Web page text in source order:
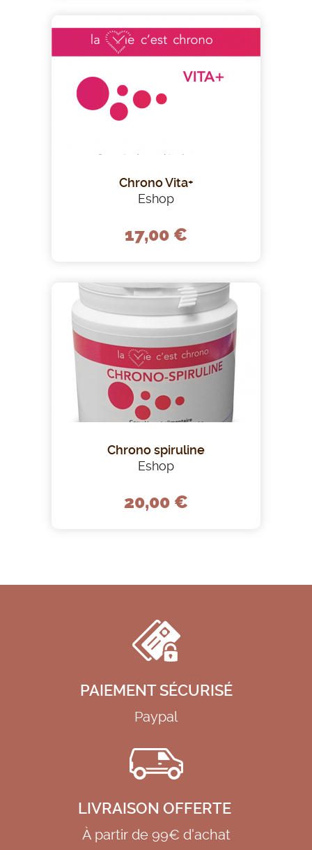
Chrono Vita+
Eshop
17,00 €
Chrono spiruline
Eshop
20,00 €
PAIEMENT SÉCURISÉ
Paypal
LIVRAISON OFFERTE
À partir de 99€ d'achat